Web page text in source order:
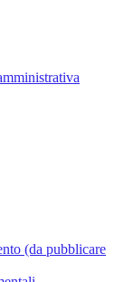
(da pubblicare